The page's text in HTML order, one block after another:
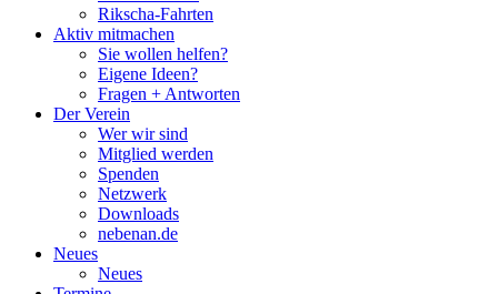
Rikscha-Fahrten
Aktiv mitmachen
Sie wollen helfen?
Eigene Ideen?
Fragen + Antworten
Der Verein
Wer wir sind
Mitglied werden
Spenden
Netzwerk
Downloads
nebenan.de
Neues
Neues